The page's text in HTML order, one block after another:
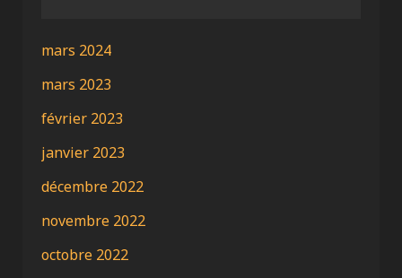
mars 2024
mars 2023
février 2023
janvier 2023
décembre 2022
novembre 2022
octobre 2022